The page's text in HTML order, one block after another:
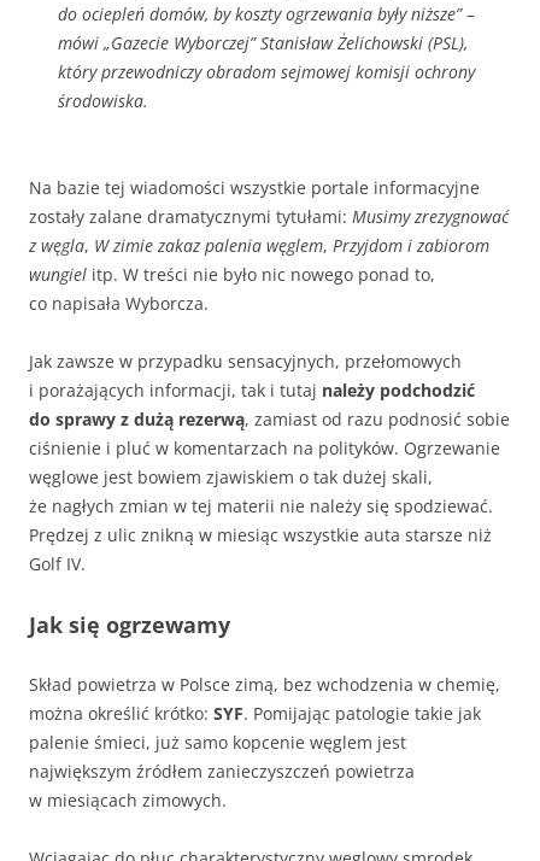
do ociepleń domów, by koszty ogrzewania były niższe” –
mówi „Gazecie Wyborczej” Stanisław Żelichowski (PSL),
który przewodniczy obradom sejmowej komisji ochrony
środowiska.
Na bazie tej wiadomości wszystkie portale informacyjne
zostały zalane dramatycznymi tytułami: Musimy zrezygnować
z węgla, W zimie zakaz palenia węglem, Przyjdom i zabiorom
wungiel itp. W treści nie było nic nowego ponad to,
co napisała Wyborcza.
Jak zawsze w przypadku sensacyjnych, przełomowych
i porażających informacji, tak i tutaj należy podchodzić
do sprawy z dużą rezerwą, zamiast od razu podnosić sobie
ciśnienie i pluć w komentarzach na polityków. Ogrzewanie
węglowe jest bowiem zjawiskiem o tak dużej skali,
że nagłych zmian w tej materii nie należy się spodziewać.
Prędzej z ulic znikną w miesiąc wszystkie auta starsze niż
Golf IV.
Jak się ogrzewamy
Skład powietrza w Polsce zimą, bez wchodzenia w chemię,
można określić krótko: SYF. Pomijając patologie takie jak
palenie śmieci, już samo kopcenie węglem jest
największym źródłem zanieczyszczeń powietrza
w miesiącach zimowych.